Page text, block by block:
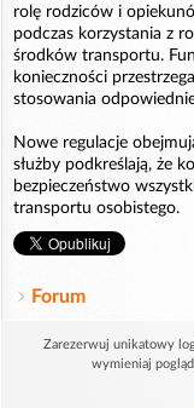
rolę rodziców i
podczas korzystania z
środków transportu.
konieczności
stosowania
Nowe regulacje
służby podkreślają, że
bezpieczeństwo
transportu osobistego.
Forum
Zarezerwuj unikatowy
wymieniaj